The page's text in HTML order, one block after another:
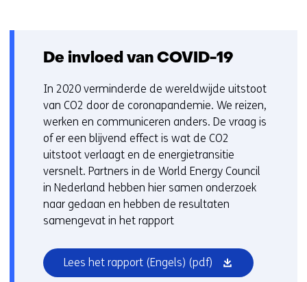
De invloed van COVID-19
In 2020 verminderde de wereldwijde uitstoot
van CO2 door de coronapandemie. We reizen,
werken en communiceren anders. De vraag is
of er een blijvend effect is wat de CO2
uitstoot verlaagt en de energietransitie
versnelt. Partners in de World Energy Council
in Nederland hebben hier samen onderzoek
naar gedaan en hebben de resultaten
samengevat in het rapport
Lees het rapport (Engels) (pdf) (opent
in